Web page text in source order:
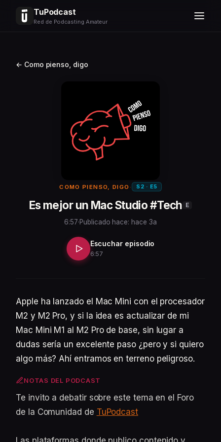
TuPodcast
Red de Podcasting Amateur
← Como pienso, digo
COMO PIENSO, DIGO · S2 · E5
Es mejor un Mac Studio #Tech E
6:57·Publicado hace: hace 3a
Escuchar episodio
6:57
Apple ha lanzado el Mac Mini con el procesador
M2 y M2 Pro, y si la idea es actualizar de mi
Mac Mini M1 al M2 Pro de base, sin lugar a
dudas sería un excelente paso ¿pero y si quiero
algo más? Ahí entramos en terreno peligroso.
NOTAS DEL PODCAST
Te invito a debatir sobre este tema en el Foro
de la Comunidad de TuPodcast